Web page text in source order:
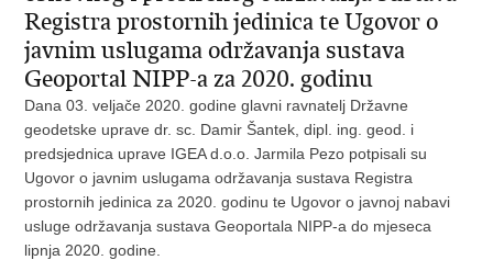
Registra prostornih jedinica te Ugovor o
javnim uslugama održavanja sustava
Geoportal NIPP-a za 2020. godinu
Dana 03. veljače 2020. godine glavni ravnatelj Državne
geodetske uprave dr. sc. Damir Šantek, dipl. ing. geod. i
predsjednica uprave IGEA d.o.o. Jarmila Pezo potpisali su
Ugovor o javnim uslugama održavanja sustava Registra
prostornih jedinica za 2020. godinu te Ugovor o javnoj nabavi
usluge održavanja sustava Geoportala NIPP-a do mjeseca
lipnja 2020. godine.